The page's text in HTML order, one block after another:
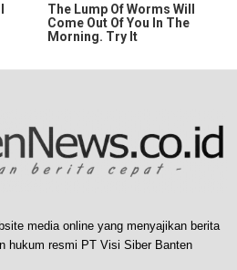
The Lump Of Worms Will
Come Out Of You In The
Morning. Try It
media online yang menyajikan berita
hukum resmi PT Visi Siber Banten